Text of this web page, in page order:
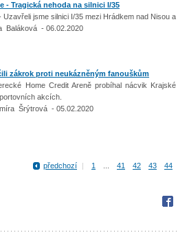
- Tragická nehoda na silnici I/35
Uzavřeli jsme silnici I/35 mezi Hrádkem nad Nisou
Baláková - 06.02.2020
zákrok proti neukázněným fanouškům
Home Credit Areně probíhal nácvik
akcích.
Šrýtrová - 05.02.2020
předchozí | 1 41 42 43 44